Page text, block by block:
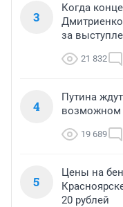
3
Когда
за
21 832
4
Путина
возможном
19 689
5
Цены на
20 рублей